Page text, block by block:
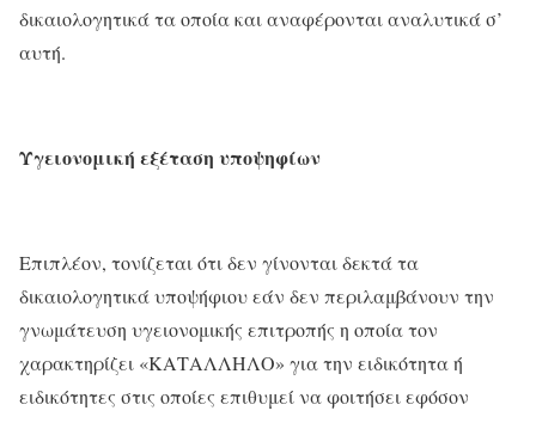
δικαιολογητικά τα οποία και αναφέρονται αναλυτικά σ’
αυτή.
Υγειονομική εξέταση υποψηφίων
Επιπλέον, τονίζεται ότι δεν γίνονται δεκτά τα
δικαιολογητικά υποψήφιου εάν δεν περιλαμβάνουν την
γνωμάτευση υγειονομικής επιτροπής η οποία τον
χαρακτηρίζει «ΚΑΤΑΛΛΗΛΟ» για την ειδικότητα ή
ειδικότητες στις οποίες επιθυμεί να φοιτήσει εφόσον